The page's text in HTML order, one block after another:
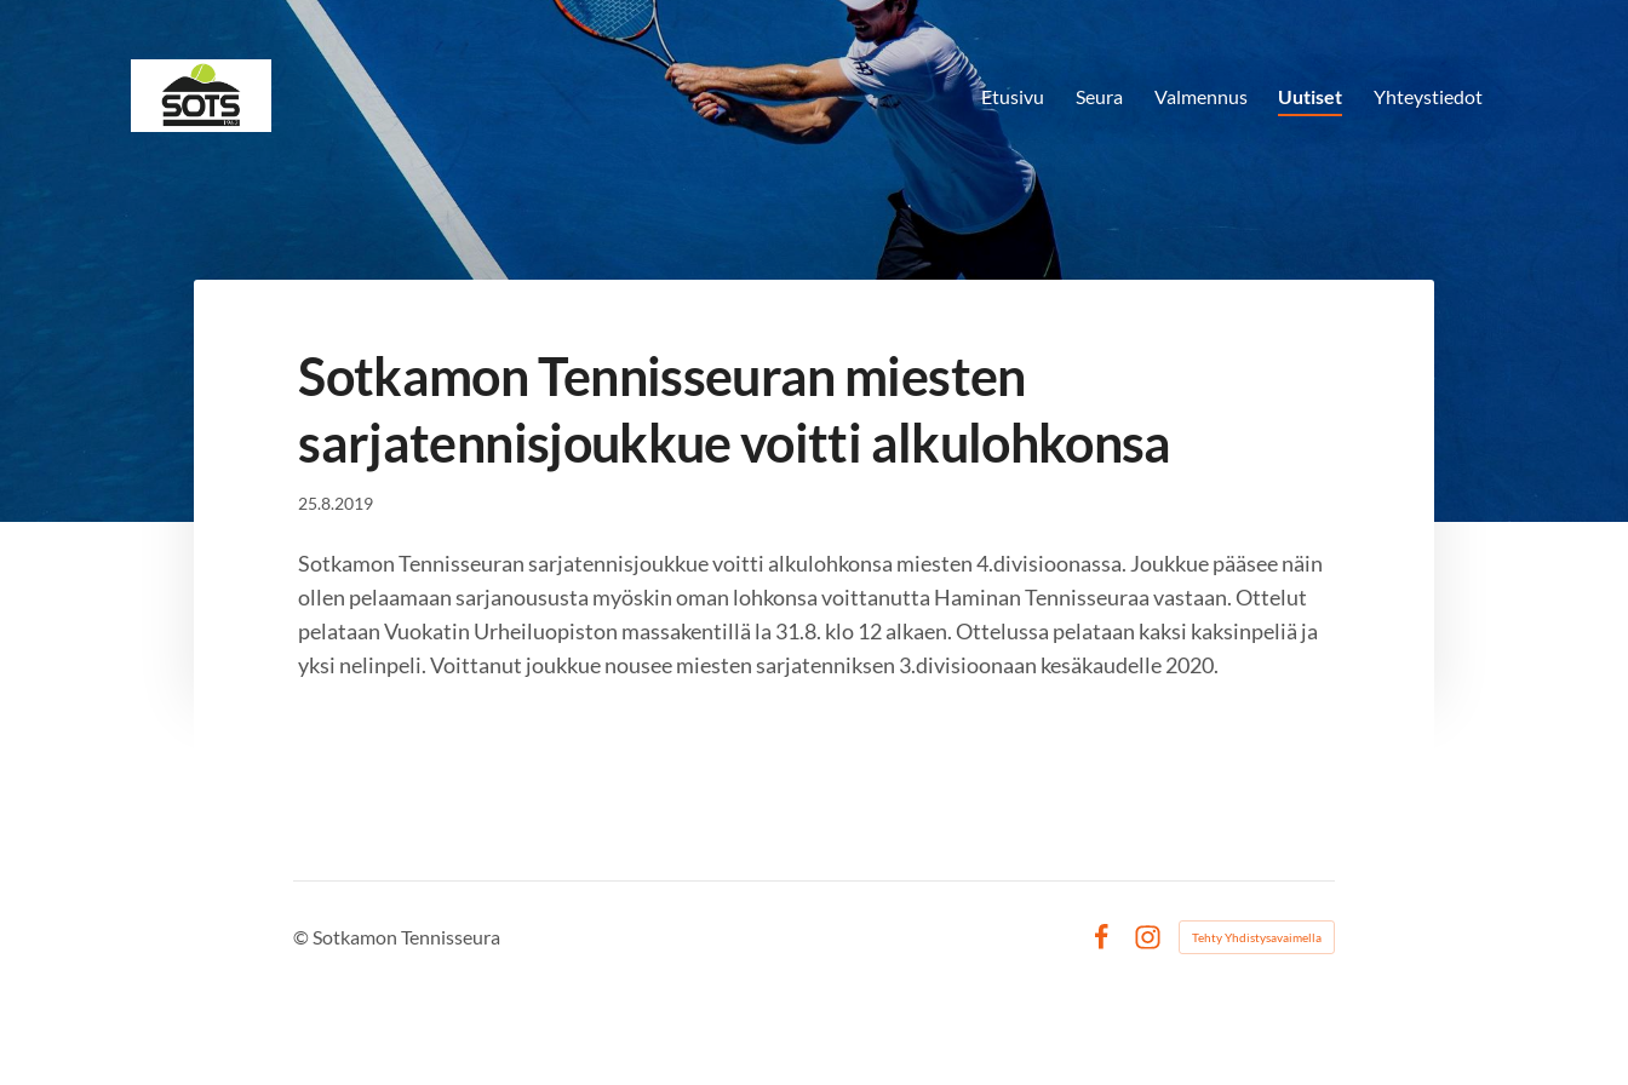
Sotkamon Tennisseura Etusivu Seura Valmennus Uutiset Yhteystiedot
Sotkamon Tennisseuran miesten
sarjatennisjoukkue voitti alkulohkonsa
25.8.2019
Sotkamon Tennisseuran sarjatennisjoukkue voitti alkulohkonsa miesten 4.divisioonassa. Joukkue pääsee näin
ollen pelaamaan sarjanoususta myöskin oman lohkonsa voittanutta Haminan Tennisseuraa vastaan. Ottelut
pelataan Vuokatin Urheiluopiston massakentillä la 31.8. klo 12 alkaen. Ottelussa pelataan kaksi kaksinpeliä ja
yksi nelinpeli. Voittanut joukkue nousee miesten sarjatenniksen 3.divisioonaan kesäkaudelle 2020.
© Sotkamon Tennisseura
Instagram
Tehty Yhdistysavaimella